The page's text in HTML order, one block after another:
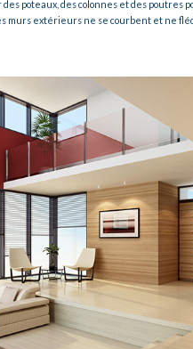
poteaux, des colonnes et des poutres
murs extérieurs ne se courbent et ne